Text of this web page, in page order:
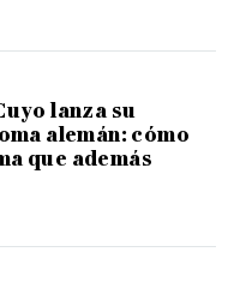
lanza su
alemán: cómo
que además